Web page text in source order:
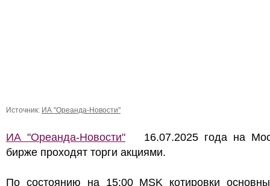
Источник: ИА "Ореанда-Новости"
ИА "Ореанда-Новости" 16.07.2025 года на
бирже проходят торги акциями.
По состоянию на 15:00 MSK котировки